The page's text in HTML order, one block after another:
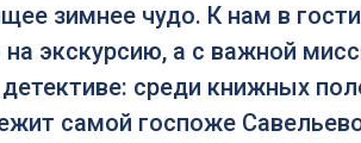
зимнее чудо. К нам в
экскурсию, а с важной
среди книжных
самой госпоже